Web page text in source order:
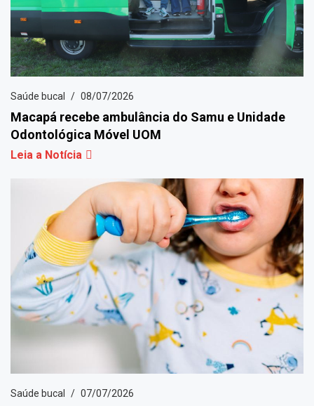
Saúde bucal 08/07/2026
Macapá recebe ambulância do Samu e Unidade
Odontológica Móvel UOM
Leia a Notícia
Saúde bucal 07/07/2026